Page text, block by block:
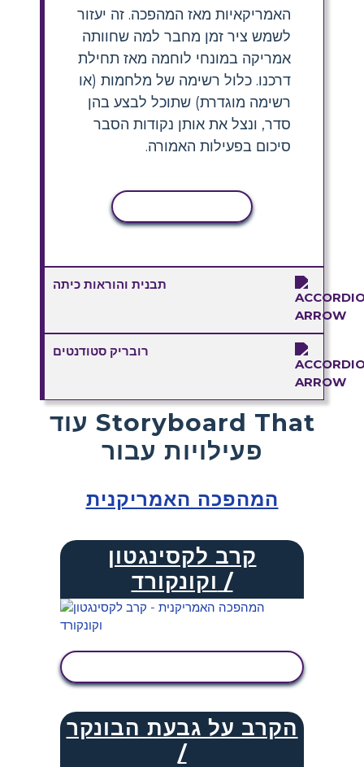
האמריקאיות מאז המהפכה. זה יעזור
לשמש ציר זמן מחבר למה שחוותה
אמריקה במונחי לוחמה מאז תחילת
דרכנו. כלול רשימה של מלחמות (או
רשימה מוגדרת) שתוכל לבצע בהן
סדר, ונצל את אותן נקודות הסבר
סיכום בפעילות האמורה.
תבנית והוראות כיתה
רובריק סטודנטים
עוד Storyboard That
פעילויות עבור
המהפכה האמריקנית
קרב לקסינגטון
וקונקורד /
הקרב על גבעת הבונקר
/